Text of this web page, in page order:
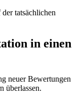
tatsächlichen
in einen
neuer Bewertungen
überlassen.